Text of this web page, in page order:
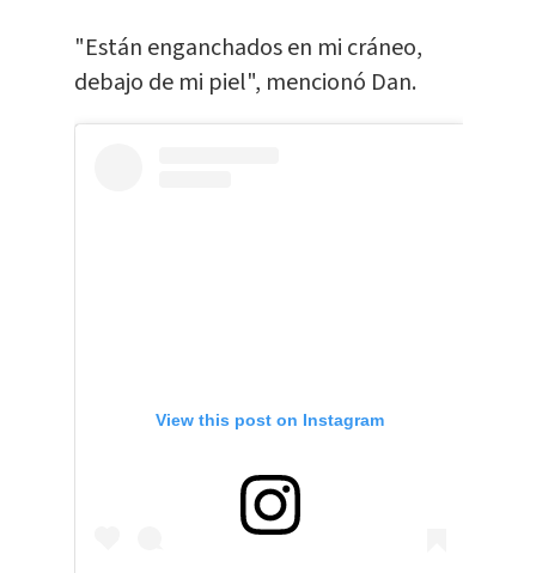
"Están enganchados en mi cráneo,
debajo de mi piel", mencionó Dan.
View this post on Instagram